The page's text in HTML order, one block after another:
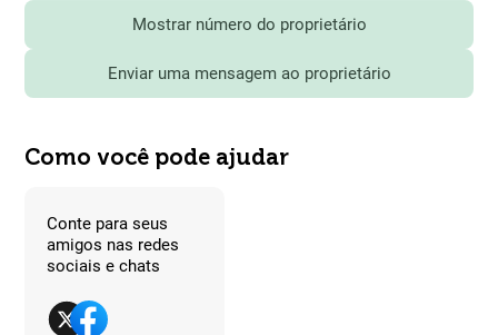
Mostrar número do proprietário
Enviar uma mensagem ao proprietário
Como você pode ajudar
Conte para seus
amigos nas redes
sociais e chats